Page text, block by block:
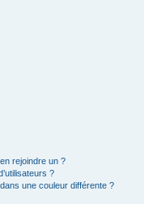
rejoindre un ?
?
une couleur différente ?